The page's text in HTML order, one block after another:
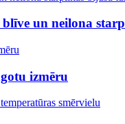
un neilona
izmēru